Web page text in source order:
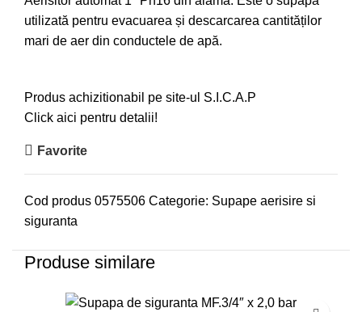
utilizată pentru evacuarea și descarcarea cantităților
mari de aer din conductele de apă.
Produs achizitionabil pe site-ul S.I.C.A.P
Click aici pentru detalii!
Favorite
Cod produs 0575506 Categorie: Supape aerisire si
siguranta
Produse similare